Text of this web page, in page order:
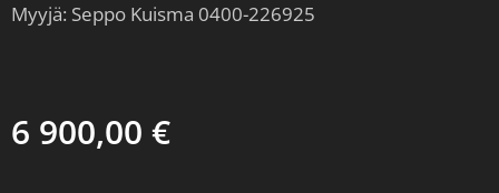
Myyjä: Seppo Kuisma 0400-226925
6 900,00 €